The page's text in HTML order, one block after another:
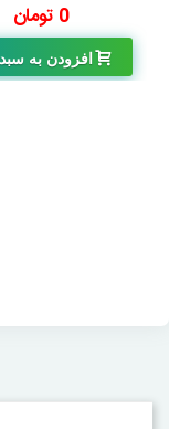
0 تومان
افزودن به